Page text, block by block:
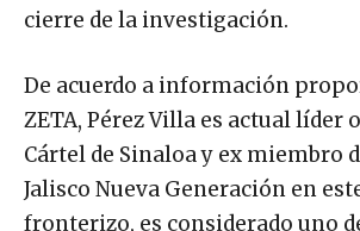
cierre de la investigación.
De acuerdo a información
ZETA, Pérez Villa es actual líder
Cártel de Sinaloa y ex miembro
Jalisco Nueva Generación en
fronterizo, es considerado uno